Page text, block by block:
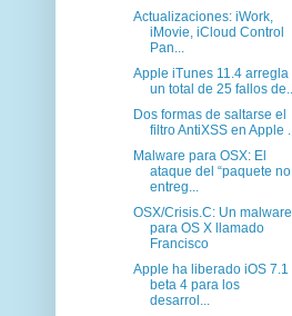
Actualizaciones: iWork,
iMovie, iCloud Control
Pan...
Apple iTunes 11.4 arregla
un total de 25 fallos de...
Dos formas de saltarse el
filtro AntiXSS en Apple ...
Malware para OSX: El
ataque del “paquete no
entreg...
OSX/Crisis.C: Un malware
para OS X llamado
Francisco
Apple ha liberado iOS 7.1
beta 4 para los
desarrol...